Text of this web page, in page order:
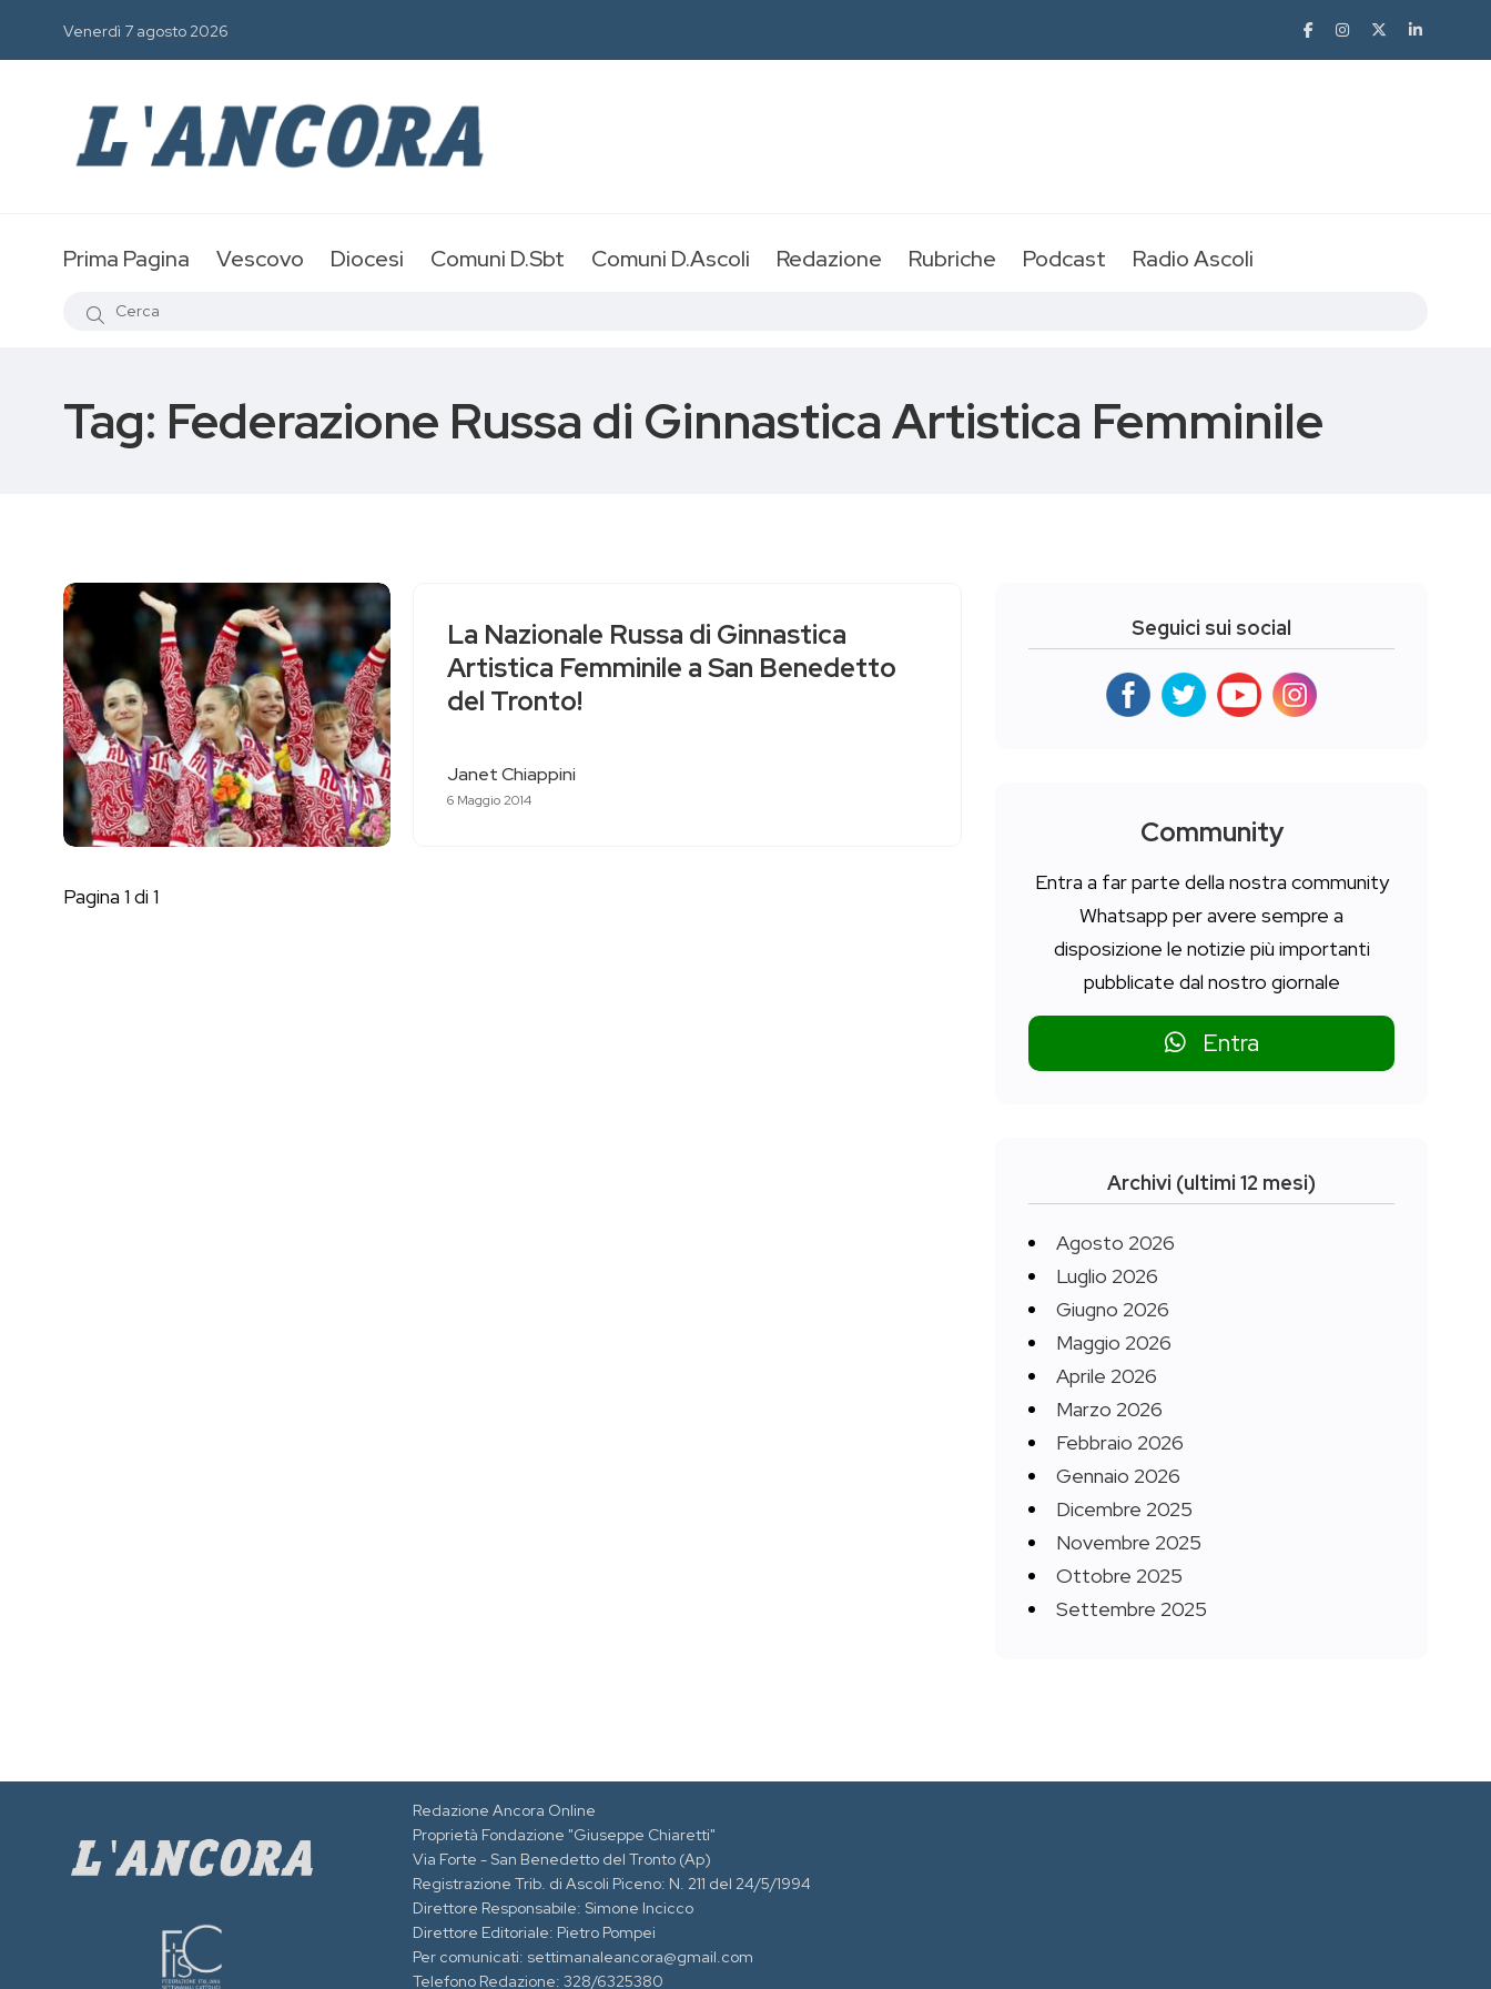
Venerdì 7 agosto 2026
Prima Pagina Vescovo Diocesi Comuni D.Sbt Comuni D.Ascoli Redazione Rubriche Podcast Radio Ascoli
Tag: Federazione Russa di Ginnastica Artistica Femminile
La Nazionale Russa di Ginnastica
Artistica Femminile a San Benedetto
del Tronto!
Janet Chiappini
6 Maggio 2014
Pagina 1 di 1
Seguici sui social
Community
Entra a far parte della nostra community
Whatsapp per avere sempre a
disposizione le notizie più importanti
pubblicate dal nostro giornale
Entra
Archivi (ultimi 12 mesi)
Agosto 2026
Luglio 2026
Giugno 2026
Maggio 2026
Aprile 2026
Marzo 2026
Febbraio 2026
Gennaio 2026
Dicembre 2025
Novembre 2025
Ottobre 2025
Settembre 2025
Redazione Ancora Online
Proprietà Fondazione "Giuseppe Chiaretti"
Via Forte - San Benedetto del Tronto (Ap)
Registrazione Trib. di Ascoli Piceno: N. 211 del 24/5/1994
Direttore Responsabile: Simone Incicco
Direttore Editoriale: Pietro Pompei
Per comunicati: settimanaleancora@gmail.com
Telefono Redazione: 328/6325380